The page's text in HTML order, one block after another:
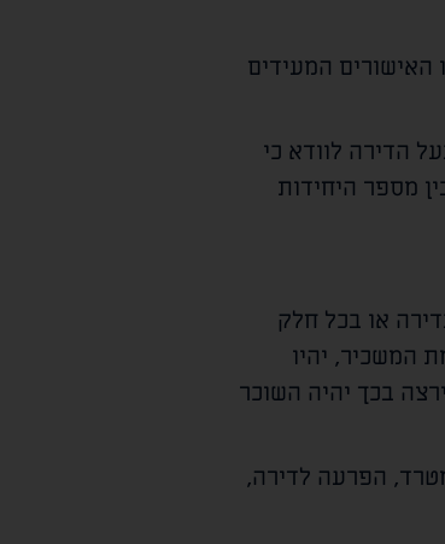
המעידים
הדירה לוודא כי
מספר היחידות
או בכל חלק
המשכיר, יהיו
בכך יהיה השוכר
הפרעה לדירה,